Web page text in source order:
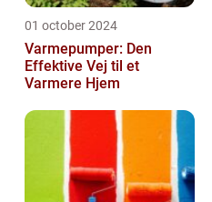
01 october 2024
Varmepumper: Den
Effektive Vej til et
Varmere Hjem